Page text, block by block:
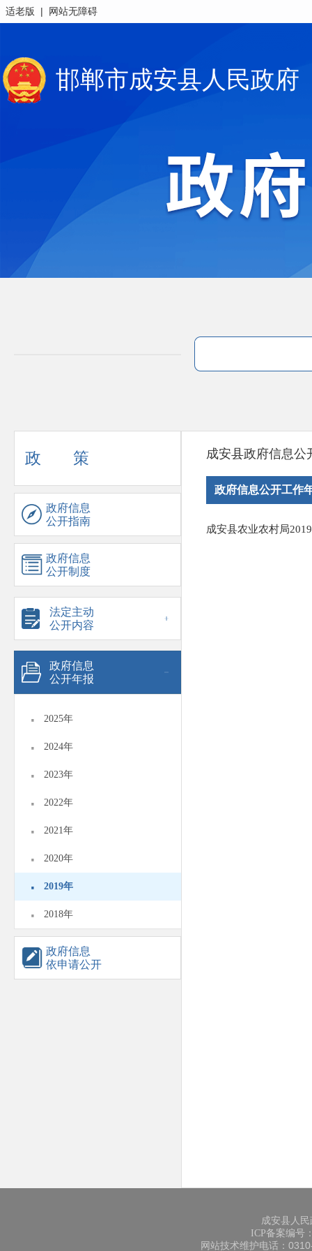
适老版 | 网站无障碍
邯郸市成安县人民政府
政 策
政府信息
公开指南
政府信息
公开制度
法定主动
公开内容
政府信息
公开年报
· 2025年
· 2024年
· 2023年
· 2022年
· 2021年
· 2020年
· 2019年
· 2018年
政府信息
依申请公开
成安县政府信息公
政府信息公开工作
成安县农业农村局
成安县人
ICP备案编号
网站技术维护电话：